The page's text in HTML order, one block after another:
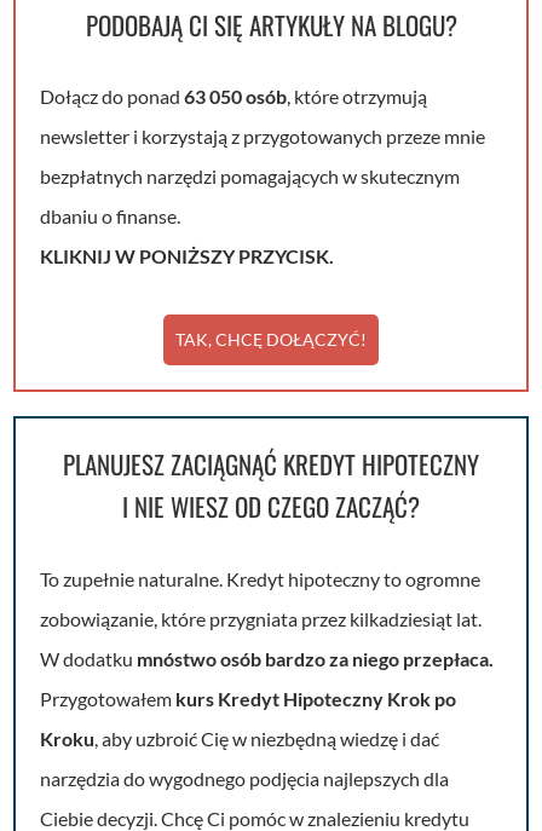
PODOBAJĄ CI SIĘ ARTYKUŁY NA BLOGU?
Dołącz do ponad63 050 osób, które otrzymują
newsletter i korzystają z przygotowanych przeze mnie
bezpłatnych narzędzi pomagających w skutecznym
dbaniu o finanse.
KLIKNIJ W PONIŻSZY PRZYCISK.
TAK, CHCĘ DOŁĄCZYĆ!
PLANUJESZ ZACIĄGNĄĆ KREDYT HIPOTECZNY
I NIE WIESZ OD CZEGO ZACZĄĆ?
To zupełnie naturalne. Kredyt hipoteczny to ogromne
zobowiązanie, które przygniata przez kilkadziesiąt lat.
W dodatku mnóstwo osób bardzo za niego przepłaca.
Przygotowałem kurs Kredyt Hipoteczny Krok po
Kroku, aby uzbroić Cię w niezbędną wiedzę i dać
narzędzia do wygodnego podjęcia najlepszych dla
Ciebie decyzji. Chcę Ci pomóc w znalezieniu kredytu